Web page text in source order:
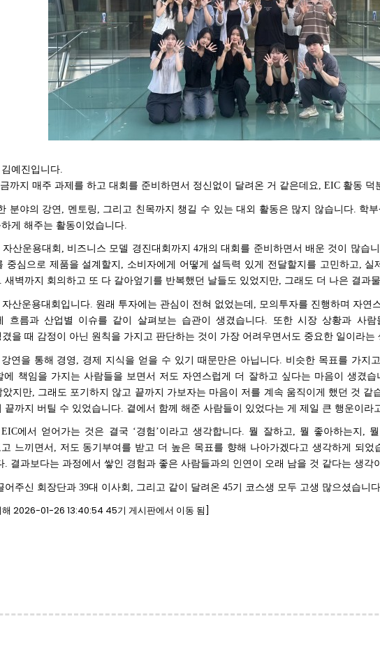
예진입니다.
까지 매주 과제를 하고 대회를 준비하면서 정신없이 달려온 거 같은데요, EIC 활동 덕
분야의 강연 멘토링 그리고 친목까지 챙길 수 있는 대외 활동은 많지 않습니다. 학
게 해주는 활동이었습니다
자산운용대회 , 비즈니스 모델 경진대회까지 4개의 대회를 준비하면서 배운 것이 많습
중심으로 제품을 설계할지 , 소비자에게 어떻게 설득력 있게 전달할지를 고민하고, 실
. 새벽까지 회의하고 또 다 갈아엎기를 반복했던 날들도 있었지만, 그래도 더 나은 결과
산운용대회입니다 원래 투자에는 관심이 전혀 없었는데 모의투자를 진행하며 자연
흐름과 산업별 이슈를 같이 살펴보는 습관이 생겼습니다
또한 시장 상황과 사
을 때 감정이 아닌 원칙을 가지고 판단하는 것이 가장 어려우면서도 중요한 일이라는
연을 통해 경영 경제 지식을 얻을 수 있기 때문만은 아닙니다. 비슷한 목표를 가지
에 책임을 가지는 사람들을 보면서 저도 자연스럽게 더 잘하고 싶다는 마음이 생겼습
았지만, 그래도 포기하지 않고 끝까지 가보자는 마음이 저를 계속 움직이게 했던 것 같
끝까지 버틸 수 있었습니다 곁에서 함께 해준 사람들이 있었다는 게 제일 큰 행운이라
에서 얻어가는 것은 결국 ‘경험 ’이라고 생각합니다. 뭘 잘하고, 뭘 좋아하는지 ,
느끼면서 , 저도 동기부여를 받고 더 높은 목표를 향해 나아가겠다고 생각하게 되었
. 결과보다는 과정에서 쌓인 경험과 좋은 사람들과의 인연이 오래 남을 것 같다는 생각
어주신 회장단과 39대 이사회 그리고 같이 달려온 45기 코스생 모두 고생 많으셨습니다
2026-01-26 13:40:54 45기 게시판에서 이동 됨]